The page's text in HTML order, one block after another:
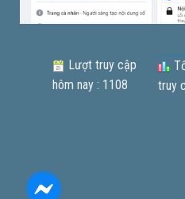
Lượt truy cập
hôm nay : 1108
truy